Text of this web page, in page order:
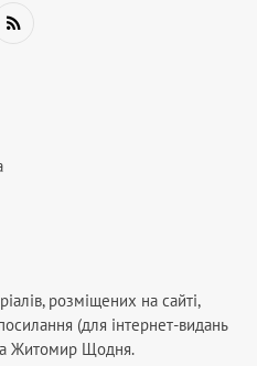
RSS
розміщених на сайті,
(для інтернет-видань
Житомир Щодня.